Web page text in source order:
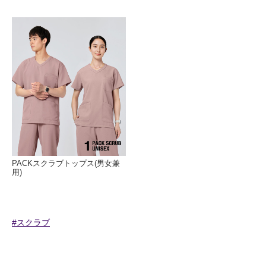
PACKスクラブトップス(男女兼
用)
#スクラブ